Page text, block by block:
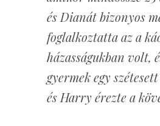
és Dianát bizonyos
foglalkoztatta az a
házasságukban volt,
gyermek egy
és Harry érezte a